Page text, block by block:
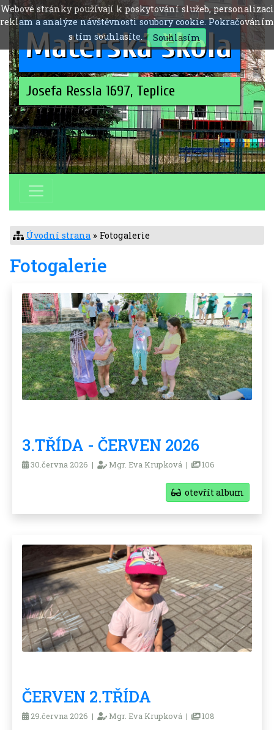
Mateřská škola
Josefa Ressla 1697, Teplice
Úvodní strana » Fotogalerie
Fotogalerie
3.TŘÍDA - ČERVEN 2026
30.června 2026 | Mgr. Eva Krupková | 106
otevřít album
ČERVEN 2.TŘÍDA
29.června 2026 | Mgr. Eva Krupková | 108
Webové stránky používají k poskytování služeb, personalizaci
reklam a analýze návštěvnosti soubory cookie. Pokračováním
s tím souhlasíte.
Souhlasím